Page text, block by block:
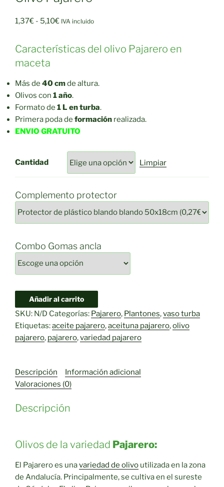
1,37€ - 5,10€Rango
precios:
hasta
5,10€
IVA incluido
Características del olivo Pajarero en
maceta
Más de 40 cmde altura.
Olivos con 1 año.
Formato de 1 L en turba.
Primera poda de formación realizada.
ENVIO GRATUITO
Cantidad Limpiar
Complemento protector
Combo Gomas ancla
Olivo
Pajarero
cantidad
Añadir al carrito
SKU: N/D Categorías: Pajarero, Plantones,vaso turba
Etiquetas:aceite pajarero,aceituna pajarero,olivo
pajarero, pajarero,variedad pajarero
Descripción
Información adicional
Valoraciones (0)
Descripción
Olivos de la variedad Pajarero:
El Pajarero es unavariedad de olivo utilizada en la zona
de Andalucía. Principalmente, se cultiva en el sureste